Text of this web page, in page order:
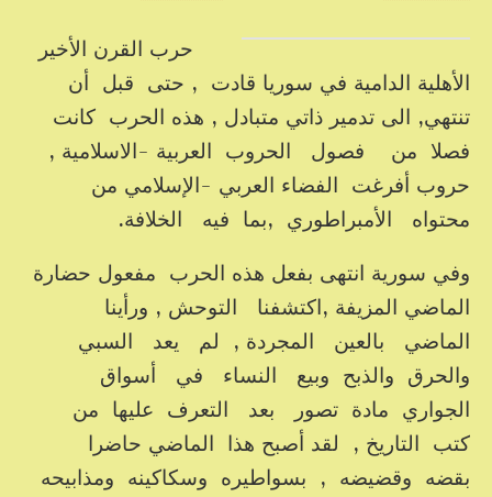
حرب القرن الأخير
الأهلية الدامية في سوريا قادت , حتى قبل أن
تنتهي, الى تدمير ذاتي متبادل , هذه الحرب كانت
فصلا من فصول الحروب العربية -الاسلامية ,
حروب أفرغت الفضاء العربي -الإسلامي من
محتواه الأمبراطوري ,بما فيه الخلافة.
وفي سورية انتهى بفعل هذه الحرب مفعول حضارة
الماضي المزيفة ,اكتشفنا التوحش , ورأينا
الماضي بالعين المجردة , لم يعد السبي
والحرق والذبح وبيع النساء في أسواق
الجواري مادة تصور بعد التعرف عليها من
كتب التاريخ , لقد أصبح هذا الماضي حاضرا
بقضه وقضيضه , بسواطيره وسكاكينه ومذابيحه